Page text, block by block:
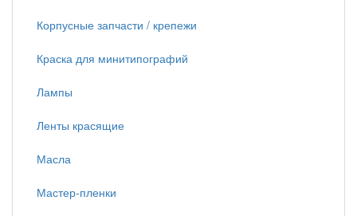
Корпусные запчасти / крепежи
Краска для минитипографий
Лампы
Ленты красящие
Масла
Мастер-пленки